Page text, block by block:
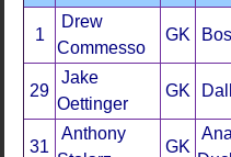
1
Drew
Commesso
GK
29
Jake
Oettinger
GK
31
Anthony
GK